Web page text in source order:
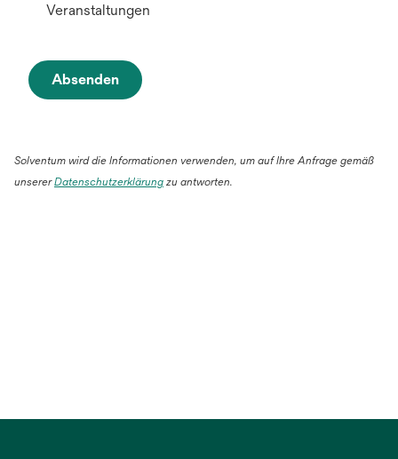
Veranstaltungen
Absenden
Solventum wird die Informationen verwenden, um auf Ihre Anfrage gemäß
unsererDatenschutzerklärung zu antworten.